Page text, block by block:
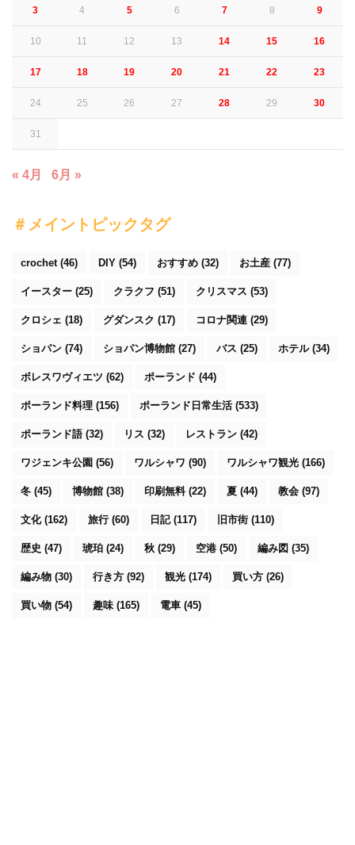
3 4 5 6 7 8 9
10 11 12 13 14 15 16
17 18 19 20 21 22 23
24 25 26 27 28 29 30
31
« 4月 6月 »
＃メイントピックタグ
crochet(46) DIY (54) おすすめ (32) お土産 (77)
イースター (25) クラクフ (51) クリスマス (53)
クロシェ (18) グダンスク (17) コロナ関連 (29)
ショパン (74) ショパン博物館 (27) バス (25) ホテル(34)
ボレスワヴィエツ (62) ポーランド (44)
ポーランド料理 (156) ポーランド日常生活(533)
ポーランド語(32) リス (32) レストラン (42)
ワジェンキ公園 (56) ワルシャワ (90) ワルシャワ観光 (166)
冬 (45) 博物館 (38) 印刷無料(22) 夏 (44) 教会 (97)
文化(162) 旅行 (60) 日記(117) 旧市街 (110)
歴史 (47) 琥珀 (24) 秋 (29) 空港 (50) 編み図 (35)
編み物 (30) 行き方 (92) 観光 (174) 買い方 (26)
買い物 (54) 趣味(165) 電車 (45)